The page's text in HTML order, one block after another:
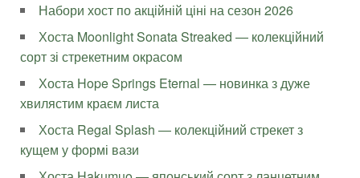
Набори хост по акційній ціні на сезон 2026
Хоста Moonlight Sonata Streaked — колекційний
сорт зі стрекетним окрасом
Хоста Hope Springs Eternal — новинка з дуже
хвилястим краєм листа
Хоста Regal Splash — колекційний стрекет з
кущем у формі вази